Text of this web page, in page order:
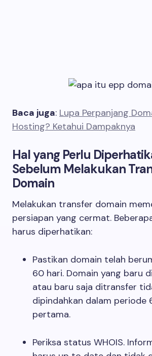
Baca juga: Lupa Perpanjang
Hosting? Ketahui Dampaknya
Hal yang Perlu
Sebelum Melakukan
Domain
Melakukan transfer domain
persiapan yang cermat.
harus diperhatikan:
Pastikan domain telah
60 hari. Domain yang baru
atau baru saja ditransfer
dipindahkan dalam periode
pertama.
Periksa status WHOIS.